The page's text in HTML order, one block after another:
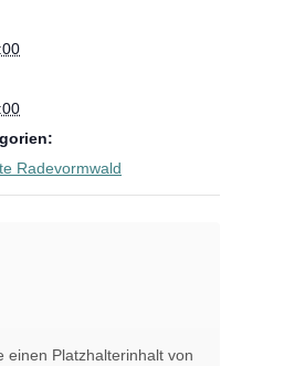
Radevormwald
einen Platzhalterinhalt von